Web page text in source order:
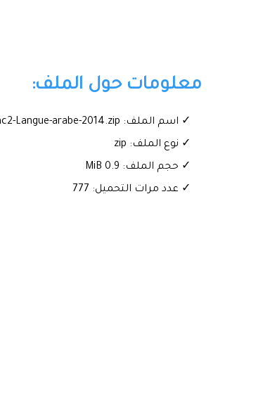
معلومات حول الملف:
✓ اسم الملف: Examen-National-Adab-Bac2-Langue-arabe-2014.zip
✓ نوع الملف: zip
✓ حجم الملف: 0.9 MiB
✓ عدد مرات التحميل: 777